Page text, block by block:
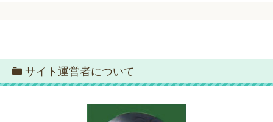
サイト運営者について